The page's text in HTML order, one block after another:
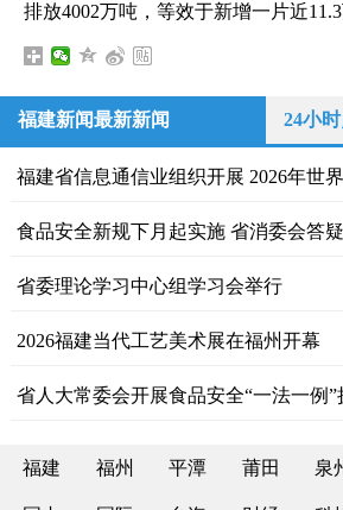
排放4002万吨，等效于新增一片近11.3
福建新闻最新新闻 24小
福建省信息通信业组织开展 2026年世
食品安全新规下月起实施 省消委会答
省委理论学习中心组学习会举行
2026福建当代工艺美术展在福州开幕
省人大常委会开展食品安全“一法一例”
福建 福州 平潭 莆田 泉